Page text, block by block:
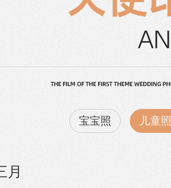
宝宝照 儿童照
月